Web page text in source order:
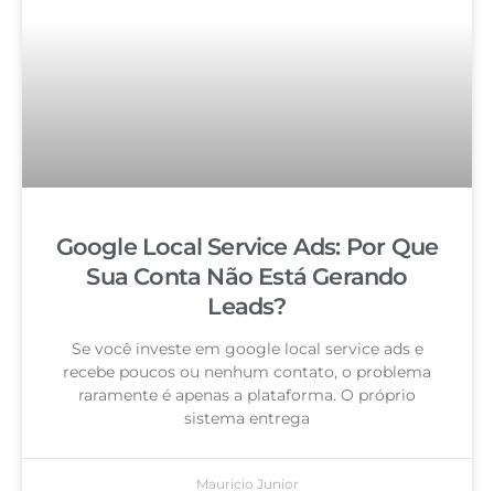
Google Local Service Ads: Por Que
Sua Conta Não Está Gerando
Leads?
Se você investe em google local service ads e
recebe poucos ou nenhum contato, o problema
raramente é apenas a plataforma. O próprio
sistema entrega
Mauricio Junior